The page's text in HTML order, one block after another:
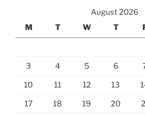
August 2026
M
T W T
3 4 5 6
10 11 12 13
17 18 19 20